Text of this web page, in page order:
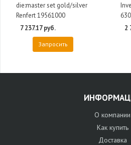
die:master set gold/silver
Renfert 19561000
7 237.17 руб.
Запросить
2
О компании
Как купить
Доставка